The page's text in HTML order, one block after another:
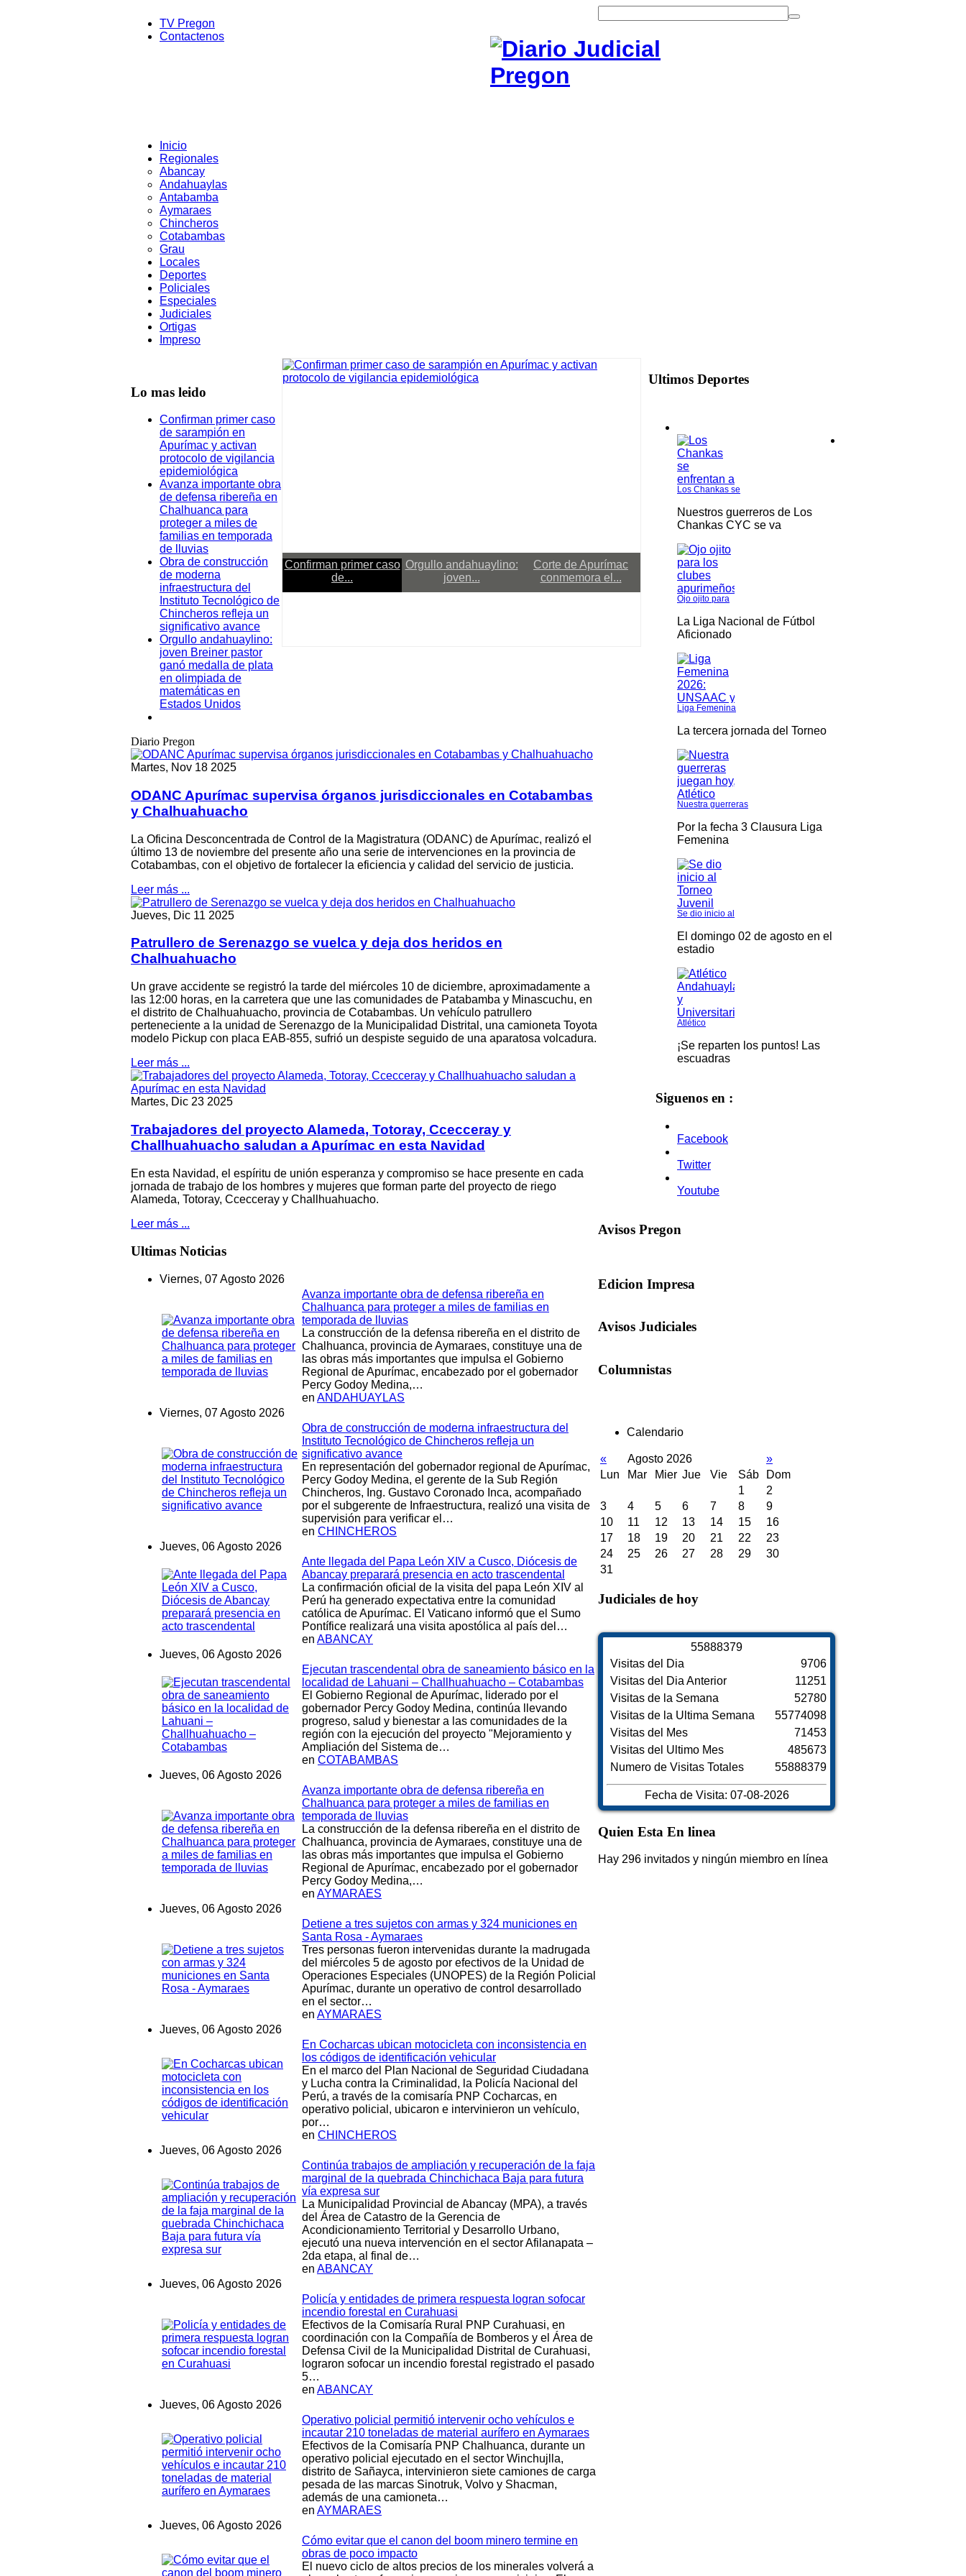
TV Pregon
Contactenos
Inicio
Regionales
Abancay
Andahuaylas
Antabamba
Aymaraes
Chincheros
Cotabambas
Grau
Locales
Deportes
Policiales
Especiales
Judiciales
Ortigas
Impreso
Lo mas leido
Confirman primer caso
de sarampión en
Apurímac y activan
protocolo de vigilancia
epidemiológica
Avanza importante obra
de defensa ribereña en
Chalhuanca para
proteger a miles de
familias en temporada
de lluvias
Obra de construcción
de moderna
infraestructura del
Instituto Tecnológico de
Chincheros refleja un
significativo avance
Orgullo andahuaylino:
joven Breiner pastor
ganó medalla de plata
en olimpiada de
matemáticas en
Estados Unidos
Actualizado 06 Ago 2026
Smith Pastor Mina, del Colegio de Alto Rendimiento (COAR)
Corte de Apurímac conmemora el...
Corte Superior de Justicia de Apurímac desarrolló una jornada
especial de actividades protocolares y conmemorativas, con la
participación de...
Confirman primer caso
de...
Orgullo andahuaylino:
joven...
Corte de Apurímac
conmemora el...
Ultimos Deportes
Los Chankas se
Nuestros guerreros de Los
Chankas CYC se va
Ojo ojito para
La Liga Nacional de Fútbol
Aficionado
Liga Femenina
La tercera jornada del Torneo
Nuestra guerreras
Por la fecha 3 Clausura Liga
Femenina
Se dio inicio al
El domingo 02 de agosto en el
estadio
Atlético
¡Se reparten los puntos! Las
escuadras
Siguenos en :
Facebook
Twitter
Youtube
Diario Pregon
Martes, Nov 18 2025
ODANC Apurímac supervisa órganos jurisdiccionales en Cotabambas
y Chalhuahuacho
La Oficina Desconcentrada de Control de la Magistratura (ODANC) de Apurímac, realizó el
último 13 de noviembre del presente año una serie de intervenciones en la provincia de
Cotabambas, con el objetivo de fortalecer la eficiencia y calidad del servicio de justicia.
Leer más ...
Jueves, Dic 11 2025
Patrullero de Serenazgo se vuelca y deja dos heridos en
Chalhuahuacho
Un grave accidente se registró la tarde del miércoles 10 de diciembre, aproximadamente a
las 12:00 horas, en la carretera que une las comunidades de Patabamba y Minascuchu, en
el distrito de Chalhuahuacho, provincia de Cotabambas. Un vehículo patrullero
perteneciente a la unidad de Serenazgo de la Municipalidad Distrital, una camioneta Toyota
modelo Pickup con placa EAB-855, sufrió un despiste seguido de una aparatosa volcadura.
Leer más ...
Martes, Dic 23 2025
Trabajadores del proyecto Alameda, Totoray, Ccecceray y
Challhuahuacho saludan a Apurímac en esta Navidad
En esta Navidad, el espíritu de unión esperanza y compromiso se hace presente en cada
jornada de trabajo de los hombres y mujeres que forman parte del proyecto de riego
Alameda, Totoray, Ccecceray y Challhuahuacho.
Leer más ...
Ultimas Noticias
Viernes, 07 Agosto 2026
Avanza importante obra de defensa ribereña en
Chalhuanca para proteger a miles de familias en
temporada de lluvias
La construcción de la defensa ribereña en el distrito de
Chalhuanca, provincia de Aymaraes, constituye una de
las obras más importantes que impulsa el Gobierno
Regional de Apurímac, encabezado por el gobernador
Percy Godoy Medina,…
en ANDAHUAYLAS
Viernes, 07 Agosto 2026
Obra de construcción de moderna infraestructura del
Instituto Tecnológico de Chincheros refleja un
significativo avance
En representación del gobernador regional de Apurímac,
Percy Godoy Medina, el gerente de la Sub Región
Chincheros, Ing. Gustavo Coronado Inca, acompañado
por el subgerente de Infraestructura, realizó una visita de
supervisión para verificar el…
en CHINCHEROS
Jueves, 06 Agosto 2026
Ante llegada del Papa León XIV a Cusco, Diócesis de
Abancay preparará presencia en acto trascendental
La confirmación oficial de la visita del papa León XIV al
Perú ha generado expectativa entre la comunidad
católica de Apurímac. El Vaticano informó que el Sumo
Pontífice realizará una visita apostólica al país del…
en ABANCAY
Jueves, 06 Agosto 2026
Ejecutan trascendental obra de saneamiento básico en la
localidad de Lahuani – Challhuahuacho – Cotabambas
El Gobierno Regional de Apurímac, liderado por el
gobernador Percy Godoy Medina, continúa llevando
progreso, salud y bienestar a las comunidades de la
región con la ejecución del proyecto "Mejoramiento y
Ampliación del Sistema de…
en COTABAMBAS
Jueves, 06 Agosto 2026
Avanza importante obra de defensa ribereña en
Chalhuanca para proteger a miles de familias en
temporada de lluvias
La construcción de la defensa ribereña en el distrito de
Chalhuanca, provincia de Aymaraes, constituye una de
las obras más importantes que impulsa el Gobierno
Regional de Apurímac, encabezado por el gobernador
Percy Godoy Medina,…
en AYMARAES
Jueves, 06 Agosto 2026
Detiene a tres sujetos con armas y 324 municiones en
Santa Rosa - Aymaraes
Tres personas fueron intervenidas durante la madrugada
del miércoles 5 de agosto por efectivos de la Unidad de
Operaciones Especiales (UNOPES) de la Región Policial
Apurímac, durante un operativo de control desarrollado
en el sector…
en AYMARAES
Jueves, 06 Agosto 2026
En Cocharcas ubican motocicleta con inconsistencia en
los códigos de identificación vehicular
En el marco del Plan Nacional de Seguridad Ciudadana
y Lucha contra la Criminalidad, la Policía Nacional del
Perú, a través de la comisaría PNP Cocharcas, en
operativo policial, ubicaron e intervinieron un vehículo,
por…
en CHINCHEROS
Jueves, 06 Agosto 2026
Continúa trabajos de ampliación y recuperación de la faja
marginal de la quebrada Chinchichaca Baja para futura
vía expresa sur
La Municipalidad Provincial de Abancay (MPA), a través
del Área de Catastro de la Gerencia de
Acondicionamiento Territorial y Desarrollo Urbano,
ejecutó una nueva intervención en el sector Afilanapata –
2da etapa, al final de…
en ABANCAY
Jueves, 06 Agosto 2026
Policía y entidades de primera respuesta logran sofocar
incendio forestal en Curahuasi
Efectivos de la Comisaría Rural PNP Curahuasi, en
coordinación con la Compañía de Bomberos y el Área de
Defensa Civil de la Municipalidad Distrital de Curahuasi,
lograron sofocar un incendio forestal registrado el pasado
5…
en ABANCAY
Jueves, 06 Agosto 2026
Operativo policial permitió intervenir ocho vehículos e
incautar 210 toneladas de material aurífero en Aymaraes
Efectivos de la Comisaría PNP Chalhuanca, durante un
operativo policial ejecutado en el sector Winchujlla,
distrito de Sañayca, intervinieron siete camiones de carga
pesada de las marcas Sinotruk, Volvo y Shacman,
además de una camioneta…
en AYMARAES
Jueves, 06 Agosto 2026
Cómo evitar que el canon del boom minero termine en
obras de poco impacto
El nuevo ciclo de altos precios de los minerales volverá a
Avisos Pregon
Edicion Impresa
Avisos Judiciales
Columnistas
Calendario
« Agosto 2026
»
Lun
Mar Mier Jue Vie Sáb
Dom
1
2
3
4 5 6 7 8
9
10
11 12 13 14 15
16
17
18 19 20 21 22
23
24
25 26 27 28 29
30
31
Judiciales de hoy
55888379
Visitas del Dia
Visitas del Dia Anterior
Visitas de la Semana
Visitas de la Ultima Semana
Visitas del Mes
Visitas del Ultimo Mes
Numero de Visitas Totales
9706
11251
52780
55774098
71453
485673
55888379
Fecha de Visita: 07-08-2026
Quien Esta En linea
Hay 296 invitados y ningún miembro en línea